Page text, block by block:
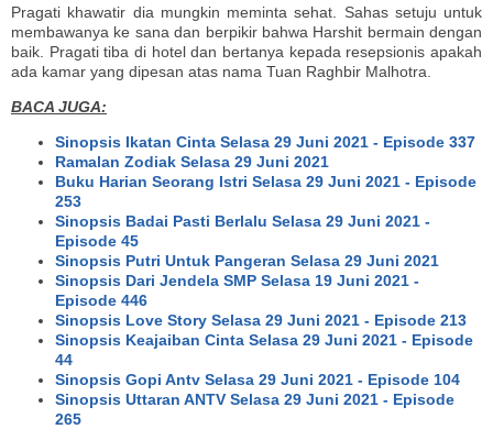
Pragati khawatir dia mungkin meminta sehat. Sahas setuju untuk
membawanya ke sana dan berpikir bahwa Harshit bermain dengan
baik. Pragati tiba di hotel dan bertanya kepada resepsionis apakah
ada kamar yang dipesan atas nama Tuan Raghbir Malhotra.
BACA JUGA:
Sinopsis Ikatan Cinta Selasa 29 Juni 2021 - Episode 337
Ramalan Zodiak Selasa 29 Juni 2021
Buku Harian Seorang Istri Selasa 29 Juni 2021 - Episode
253
Sinopsis Badai Pasti Berlalu Selasa 29 Juni 2021 -
Episode 45
Sinopsis Putri Untuk Pangeran Selasa 29 Juni 2021
Sinopsis Dari Jendela SMP Selasa 19 Juni 2021 -
Episode 446
Sinopsis Love Story Selasa 29 Juni 2021 - Episode 213
Sinopsis Keajaiban Cinta Selasa 29 Juni 2021 - Episode
44
Sinopsis Gopi Antv Selasa 29 Juni 2021 - Episode 104
Sinopsis Uttaran ANTV Selasa 29 Juni 2021 - Episode
265